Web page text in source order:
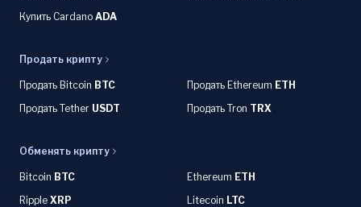
Купить Cardano ADA
Продать крипту
Продать Bitcoin BTC Продать Ethereum ETH
Продать Tether USDT Продать Tron TRX
Обменять крипту
Bitcoin BTC Ethereum ETH
Ripple XRP Litecoin LTC